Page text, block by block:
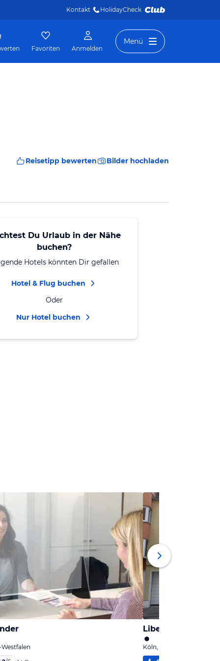
Kontakt HolidayCheck
Favoriten Anmelden
Menü
Reisetipp bewerten Bilder hochladen
Du Urlaub in der Nähe
buchen?
Hotels könnten Dir gefallen
Hotel & Flug buchen
Oder
Nur Hotel buchen
Liberty Hotel
Köln, Nordrhein-